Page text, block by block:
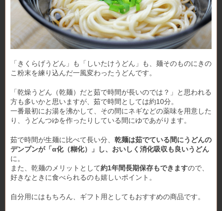
「きくらげうどん」も「しいたけうどん」も、麺そのものにきの
こ粉末を練り込んだ一風変わったうどんです。
「乾燥うどん（乾麺）だと茹で時間が長いのでは？」と思われる
方も多いかと思いますが、茹で時間としては約10分。
一番最初にお湯を沸かして、その間にネギなどの薬味を用意した
り、うどんつゆを作ったりしている間にゆであがります。
茹で時間が生麺に比べて長い分、 乾麺は茹でている間にうどんの
デンプンが「α化（糊化）」し、おいしく消化吸収も良いうどん
に。
また、乾麺のメリットとして約1年間長期保存もできますので、
好きなときに食べられるのも嬉しいポイント。
自分用にはもちろん、ギフト用としてもおすすめの商品です。